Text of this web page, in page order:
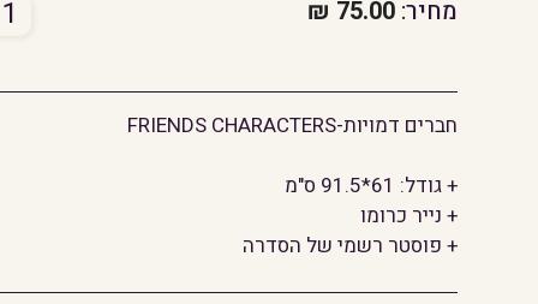
מחיר: 75.00
₪
חברים דמויות-FRIENDS CHARACTERS
+ גודל: 61*91.5 ס"מ
+ נייר כרומו
+ פוסטר רשמי של הסדרה